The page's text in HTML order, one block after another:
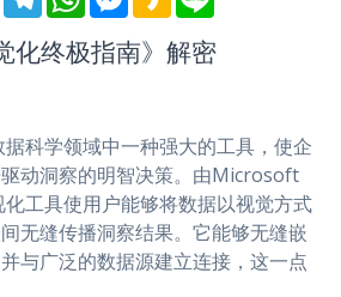
m
i
l
e
e
g
h
t
s
e
s
e
r
a
a
o
e
化终极指南》解密
科学领域中一种强大的工具，使企
动洞察的明智决策。由Microsoft
工具使用户能够将数据以视觉方式
无缝传播洞察结果。它能够无缝嵌
与广泛的数据源建立连接，这一点